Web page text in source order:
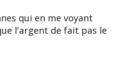
qui en me voyant
l'argent de fait pas le